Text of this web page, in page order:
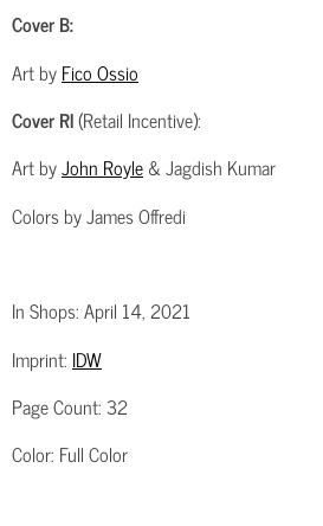
Cover B:
Art byFico Ossio
Cover RI(Retail Incentive):
Art byJohn Royle& Jagdish Kumar
Colors by James Offredi
In Shops: April 14, 2021
Imprint: IDW
Page Count:32
Color: Full Color